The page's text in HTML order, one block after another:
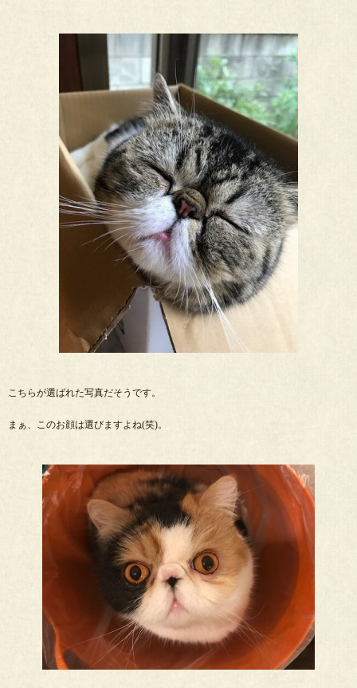
こちらが選ばれた写真だそうです。
まぁ、このお顔は選びますよね(笑)。